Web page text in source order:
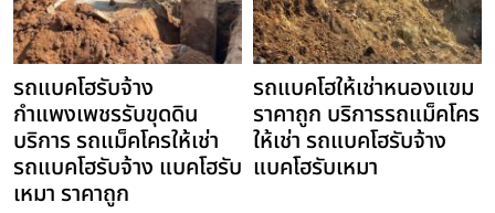
รถแบคโฮรับจ้าง
กำแพงเพชรรับขุดดิน
บริการ รถแม็คโครให้เช่า
รถแบคโฮรับจ้าง แบคโฮรับ
เหมา ราคาถูก
รถแบคโฮให้เช่าหนองแขม
ราคาถูก บริการรถแม็คโคร
ให้เช่า รถแบคโฮรับจ้าง
แบคโฮรับเหมา